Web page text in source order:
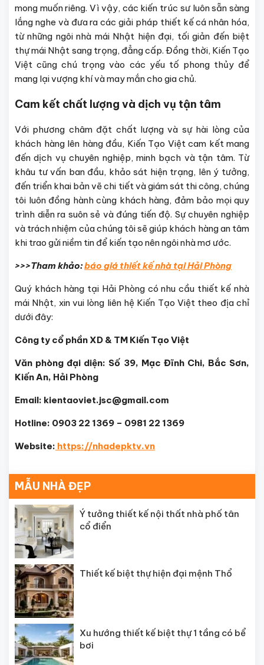
mong muốn riêng. Vì vậy, các kiến trúc sư luôn sẵn sàng
lắng nghe và đưa ra các giải pháp thiết kế cá nhân hóa,
từ những ngôi nhà mái Nhật hiện đại, tối giản đến biệt
thự mái Nhật sang trọng, đẳng cấp. Đồng thời, Kiến Tạo
Việt cũng chú trọng vào các yếu tố phong thủy để
mang lại vượng khí và may mắn cho gia chủ.
Cam kết chất lượng và dịch vụ tận tâm
Với phương châm đặt chất lượng và sự hài lòng của
khách hàng lên hàng đầu, Kiến Tạo Việt cam kết mang
đến dịch vụ chuyên nghiệp, minh bạch và tận tâm. Từ
khâu tư vấn ban đầu, khảo sát hiện trạng, lên ý tưởng,
đến triển khai bản vẽ chi tiết và giám sát thi công, chúng
tôi luôn đồng hành cùng khách hàng, đảm bảo mọi quy
trình diễn ra suôn sẻ và đúng tiến độ. Sự chuyên nghiệp
và trách nhiệm của chúng tôi sẽ giúp khách hàng an tâm
khi trao gửi niềm tin để kiến tạo nên ngôi nhà mơ ước.
>>>Tham khảo:báo giá thiết kế nhà tại Hải Phòng
Quý khách hàng tại Hải Phòng có nhu cầu thiết kế nhà
mái Nhật, xin vui lòng liên hệ Kiến Tạo Việt theo địa chỉ
dưới đây:
Công ty cổ phần XD & TM Kiến Tạo Việt
Văn phòng đại diện: Số 39, Mạc Đĩnh Chi, Bắc Sơn,
Kiến An, Hải Phòng
Email: kientaoviet.jsc@gmail.com
Hotline: 0903 22 1369 – 0981 22 1369
Website: https://nhadepktv.vn
MẪU NHÀ ĐẸP
Ý tưởng thiết kế nội thất nhà phố tân
cổ điển
Thiết kế biệt thự hiện đại mệnh Thổ
Xu hướng thiết kế biệt thự 1 tầng có bể
bơi